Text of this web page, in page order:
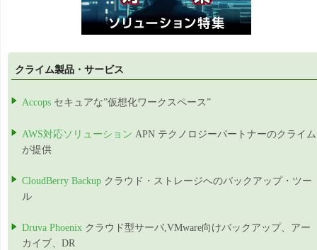
クライム製品・サービス
Accops セキュアな”仮想化ワークスペース”
AWS対応ソリューション APN テクノロジーパートナーのクライム
が提供
CloudBerry Backup クラウド・ストレージへのバックアップ・ツー
ル
Druva Phoenix クラウド型サーバ,VMware向けバックアップ、アー
カイブ、DR